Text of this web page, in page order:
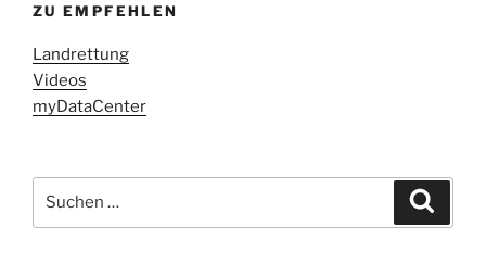
ZU EMPFEHLEN
Landrettung
Videos
myDataCenter
nach: